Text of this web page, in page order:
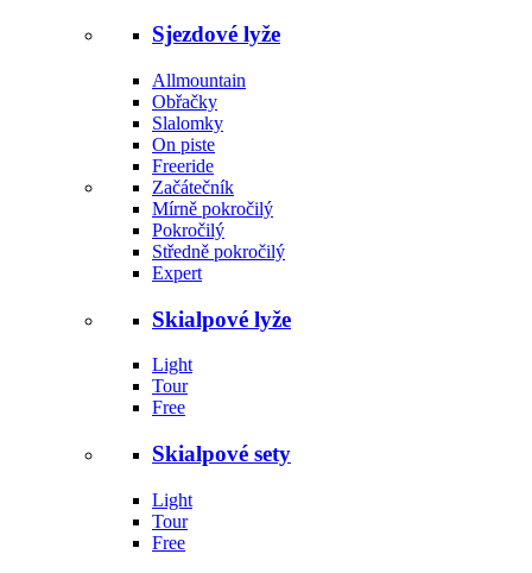
Sjezdové lyže
Allmountain
Obřačky
Slalomky
On piste
Freeride
Začátečník
Mírně pokročilý
Pokročilý
Středně pokročilý
Expert
Skialpové lyže
Light
Tour
Free
Skialpové sety
Light
Tour
Free